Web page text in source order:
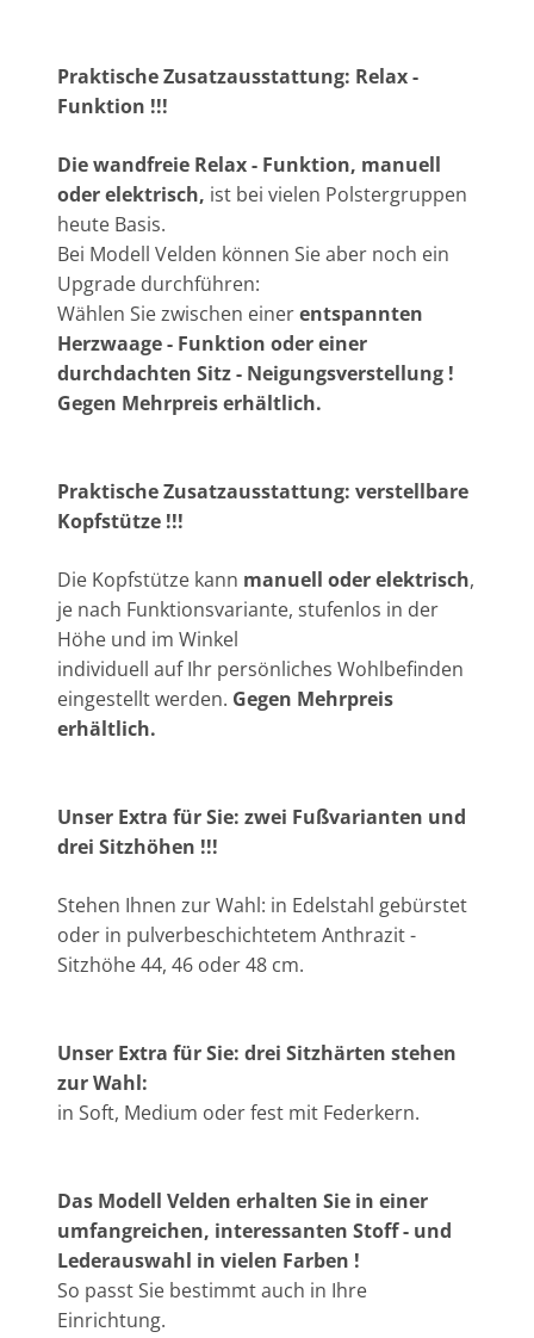
Praktische Zusatzausstattung: Relax -
Funktion !!!
Die wandfreie Relax - Funktion, manuell
oder elektrisch, ist bei vielen Polstergruppen
heute Basis.
Bei Modell Velden können Sie aber noch ein
Upgrade durchführen:
Wählen Sie zwischen einerentspannten
Herzwaage - Funktion oder einer
durchdachten Sitz - Neigungsverstellung !
Gegen Mehrpreis erhältlich.
Praktische Zusatzausstattung: verstellbare
Kopfstütze !!!
Die Kopfstütze kann manuell oder elektrisch,
je nach Funktionsvariante, stufenlos in der
Höhe und im Winkel
individuell auf Ihr persönliches Wohlbefinden
eingestellt werden. Gegen Mehrpreis
erhältlich.
Unser Extra für Sie: zwei Fußvarianten und
drei Sitzhöhen !!!
Stehen Ihnen zur Wahl: in Edelstahl gebürstet
oder in pulverbeschichtetem Anthrazit -
Sitzhöhe 44, 46 oder 48 cm.
Unser Extra für Sie: drei Sitzhärten stehen
zur Wahl:
in Soft, Medium oder fest mit Federkern.
Das Modell Velden erhalten Sie in einer
umfangreichen, interessanten Stoff - und
Lederauswahl in vielen Farben !
So passt Sie bestimmt auch in Ihre
Einrichtung.